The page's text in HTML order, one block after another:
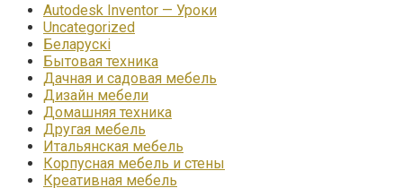
Autodesk Inventor — Уроки
Uncategorized
Беларускі
Бытовая техника
Дачная и садовая мебель
Дизайн мебели
Домашняя техника
Другая мебель
Итальянская мебель
Корпусная мебель и стены
Креативная мебель